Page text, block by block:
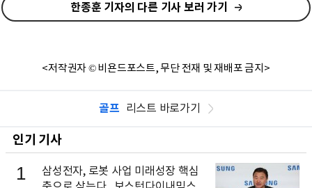
한종훈 기자의 다른 기사 보러 가기
<저작권자 © 비욘드포스트, 무단 전재 및 재배포 금지>
골프 리스트 바로가기
인기 기사
1
삼성전자, 로봇 사업 미래성장 핵심